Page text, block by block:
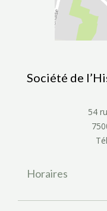
Société de
54
Horaires